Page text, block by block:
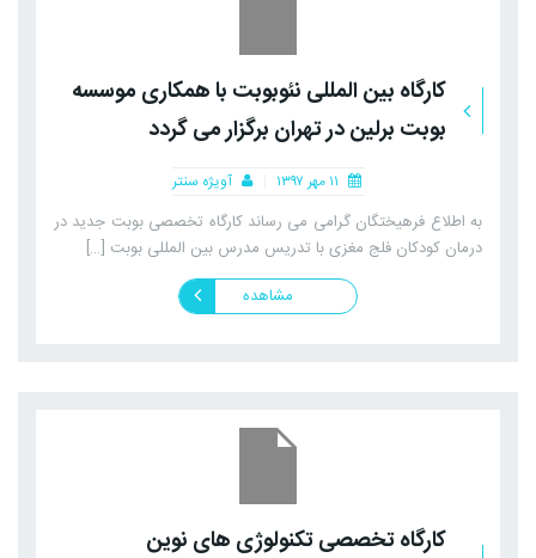
کارگاه بین المللی نئوبوبت با همکاری موسسه
بوبت برلین در تهران برگزار می گردد
آویژه سنتر
به اطلاع فرهیختگان گرامی می رساند کارگاه تخصصی بوبت جدید در
درمان کودکان فلج مغزی با تدریس مدرس بین المللی بوبت […]
مشاهده
کارگاه تخصصی تکنولوژی های نوین